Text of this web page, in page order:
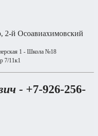
2-й Осоавиахимовский
1 - Школа №18
7/11к1
- +7-926-256-